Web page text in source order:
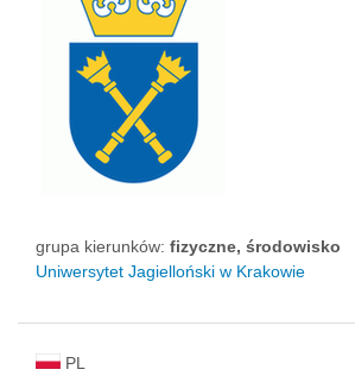
grupa kierunków: fizyczne, środowisko
Uniwersytet Jagielloński w Krakowie
PL